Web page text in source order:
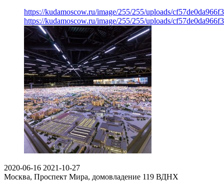
https://kudamoscow.ru/image/255/255/uploads/
https://kudamoscow.ru/image/255/255/uploads/
2020-06-16 2021-10-27
Москва, Проспект Мира, домовладение 119 ВДНХ